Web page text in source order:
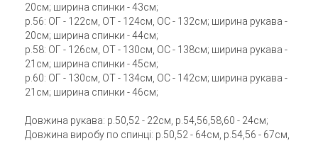
20см; ширина спинки - 43см;
р.56: ОГ - 122см, ОТ - 124см, ОС - 132см; ширина рукава -
20см; ширина спинки - 44см;
р.58: ОГ - 126см, ОТ - 130см, ОС - 138см; ширина рукава -
21см; ширина спинки - 45см;
р.60: ОГ - 130см, ОТ - 134см, ОС - 142см; ширина рукава -
21см; ширина спинки - 46см;
Довжина рукава: р.50,52 - 22см, р.54,56,58,60 - 24см;
Довжина виробу по спинці: р.50,52 - 64см, р.54,56 - 67см,